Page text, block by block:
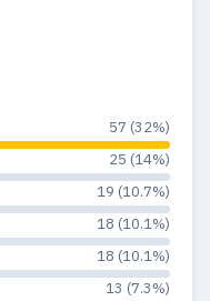
57 (32%)
25 (14%)
19 (10.7%)
18 (10.1%)
18 (10.1%)
13 (7.3%)